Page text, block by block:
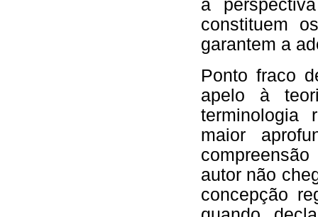
a
constituem
garantem a
Ponto fraco
apelo à
terminologia
maior
autor não
concepção